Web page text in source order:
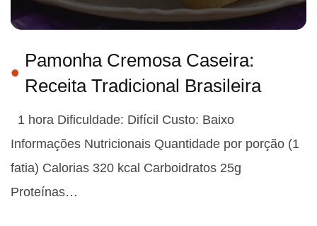
Pamonha Cremosa Caseira:
Receita Tradicional Brasileira
1 hora Dificuldade: Difícil Custo: Baixo
Informações Nutricionais Quantidade por porção (1
fatia) Calorias 320 kcal Carboidratos 25g
Proteínas…